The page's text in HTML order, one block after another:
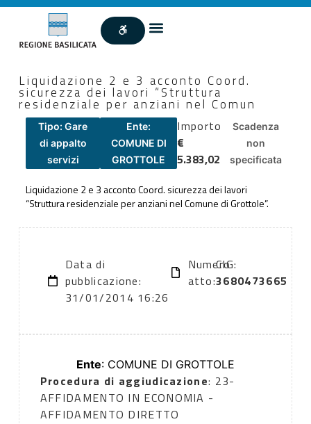
Liquidazione 2 e 3 acconto Coord.
sicurezza dei lavori “Struttura
residenziale per anziani nel Comun
Tipo: Gare
di appalto
servizi
Ente:
COMUNE DI
GROTTOLE
Importo
€
5.383,02
Scadenza
non
specificata
Liquidazione 2 e 3 acconto Coord. sicurezza dei lavori
“Struttura residenziale per anziani nel Comune di Grottole”.
Data di
pubblicazione:
31/01/2014 16:26
Numero
atto:
CIG:
3680473665
Ente: COMUNE DI GROTTOLE
Procedura di aggiudicazione: 23-
AFFIDAMENTO IN ECONOMIA -
AFFIDAMENTO DIRETTO